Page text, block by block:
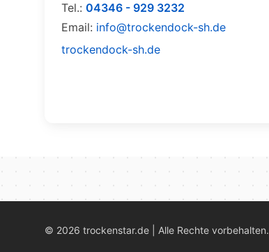
Tel.: 04346 - 929 3232
Email: info@trockendock-sh.de
trockendock-sh.de
© 2026 trockenstar.de | Alle Rechte vorbehalten.